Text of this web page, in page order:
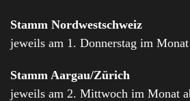
Stamm Nordwestschweiz
jeweils am 1. Donnerstag im
Stamm Aargau/Zürich
jeweils am 2. Mittwoch im Monat